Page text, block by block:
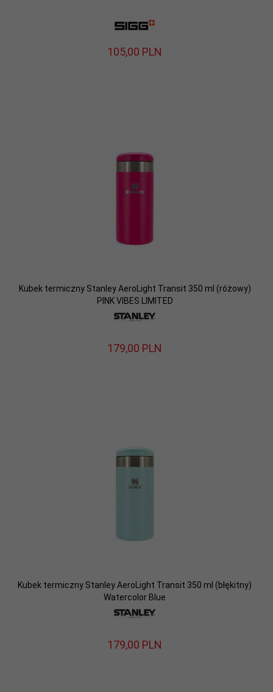
105,00 PLN
Kubek termiczny Stanley AeroLight Transit 350 ml (różowy)
PINK VIBES LIMITED
179,00 PLN
Kubek termiczny Stanley AeroLight Transit 350 ml (błękitny)
Watercolor Blue
179,00 PLN